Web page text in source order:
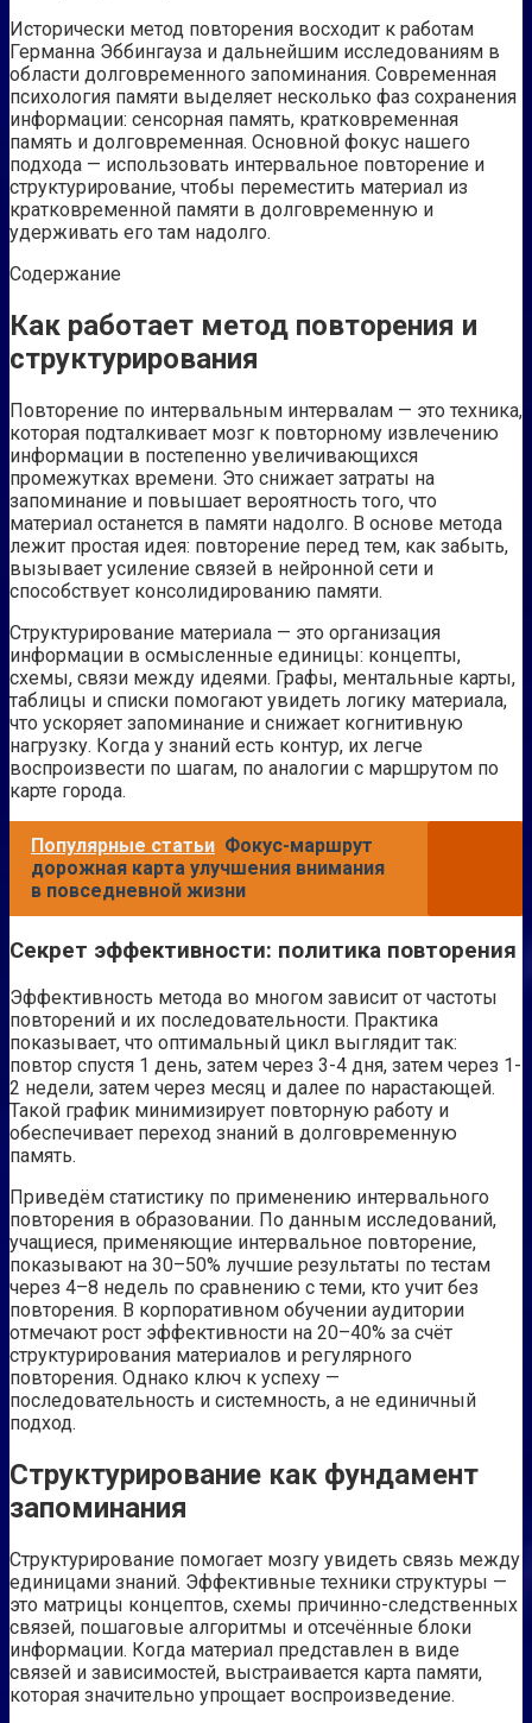
Исторически метод повторения восходит к работам
Германна Эббингауза и дальнейшим исследованиям в
области долговременного запоминания. Современная
психология памяти выделяет несколько фаз сохранения
информации: сенсорная память, кратковременная
память и долговременная. Основной фокус нашего
подхода — использовать интервальное повторение и
структурирование, чтобы переместить материал из
кратковременной памяти в долговременную и
удерживать его там надолго.
Содержание
Как работает метод повторения и
структурирования
Повторение по интервальным интервалам — это техника,
которая подталкивает мозг к повторному извлечению
информации в постепенно увеличивающихся
промежутках времени. Это снижает затраты на
запоминание и повышает вероятность того, что
материал останется в памяти надолго. В основе метода
лежит простая идея: повторение перед тем, как забыть,
вызывает усиление связей в нейронной сети и
способствует консолидированию памяти.
Структурирование материала — это организация
информации в осмысленные единицы: концепты,
схемы, связи между идеями. Графы, ментальные карты,
таблицы и списки помогают увидеть логику материала,
что ускоряет запоминание и снижает когнитивную
нагрузку. Когда у знаний есть контур, их легче
воспроизвести по шагам, по аналогии с маршрутом по
карте города.
Популярные статьи Фокус-маршрут
дорожная карта улучшения внимания
в повседневной жизни
Секрет эффективности: политика повторения
Эффективность метода во многом зависит от частоты
повторений и их последовательности. Практика
показывает, что оптимальный цикл выглядит так:
повтор спустя 1 день, затем через 3-4 дня, затем через 1-
2 недели, затем через месяц и далее по нарастающей.
Такой график минимизирует повторную работу и
обеспечивает переход знаний в долговременную
память.
Приведём статистику по применению интервального
повторения в образовании. По данным исследований,
учащиеся, применяющие интервальное повторение,
показывают на 30–50% лучшие результаты по тестам
через 4–8 недель по сравнению с теми, кто учит без
повторения. В корпоративном обучении аудитории
отмечают рост эффективности на 20–40% за счёт
структурирования материалов и регулярного
повторения. Однако ключ к успеху —
последовательность и системность, а не единичный
подход.
Структурирование как фундамент
запоминания
Структурирование помогает мозгу увидеть связь между
единицами знаний. Эффективные техники структуры —
это матрицы концептов, схемы причинно-следственных
связей, пошаговые алгоритмы и отсечённые блоки
информации. Когда материал представлен в виде
связей и зависимостей, выстраивается карта памяти,
которая значительно упрощает воспроизведение.